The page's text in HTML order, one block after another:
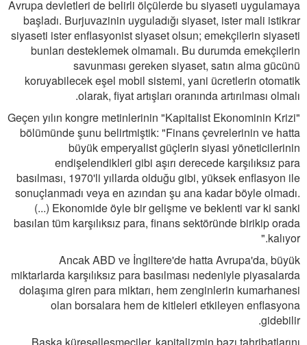
Avrupa devletleri de belirli ölçülerde bu siyaseti uygulamaya
başladı. Burjuvazinin uyguladığı siyaset, ister mali istikrar
siyaseti ister enflasyonist siyaset olsun; emekçilerin siyaseti
bunları desteklemek olmamalı. Bu durumda emekçilerin
savunması gereken siyaset, satın alma gücünü
koruyabilecek eşel mobil sistemi, yani ücretlerin otomatik
olarak, fiyat artışları oranında artırılması olmalı.
Geçen yılın kongre metinlerinin "Kapitalist Ekonominin Krizi"
bölümünde şunu belirtmiştik: "Finans çevrelerinin ve hatta
büyük emperyalist güçlerin siyasi yöneticilerinin
endişelendikleri gibi aşırı derecede karşılıksız para
basılması, 1970'li yıllarda olduğu gibi, yüksek enflasyon ile
sonuçlanmadı veya en azından şu ana kadar böyle olmadı.
(...) Ekonomide öyle bir gelişme ve beklenti var ki sanki
basılan tüm karşılıksız para, finans sektöründe birikip orada
kalıyor."
Ancak ABD ve İngiltere'de hatta Avrupa'da, büyük
miktarlarda karşılıksız para basılması nedeniyle piyasalarda
dolaşıma giren para miktarı, hem zenginlerin kumarhanesi
olan borsalara hem de kitleleri etkileyen enflasyona
gidebilir.